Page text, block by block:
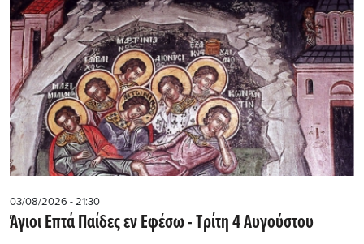
03/08/2026 - 21:30
Άγιοι Επτά Παίδες εν Εφέσω - Τρίτη 4 Αυγούστου